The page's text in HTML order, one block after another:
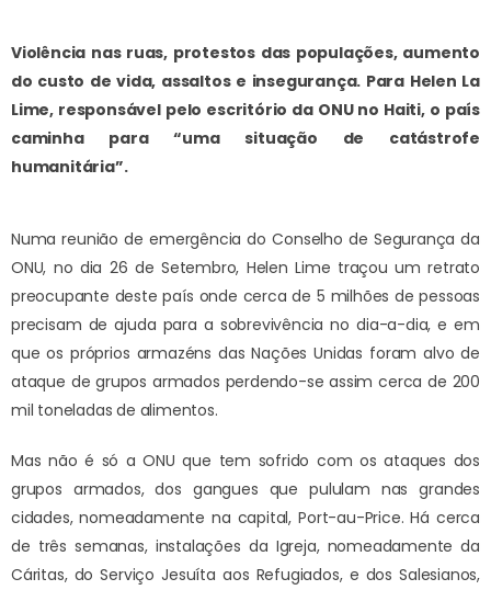
Violência nas ruas, protestos das populações, aumento
do custo de vida, assaltos e insegurança. Para Helen La
Lime, responsável pelo escritório da ONU no Haiti, o país
caminha para “uma situação de catástrofe
humanitária”.
Numa reunião de emergência do Conselho de Segurança da
ONU, no dia 26 de Setembro, Helen Lime traçou um retrato
preocupante deste país onde cerca de 5 milhões de pessoas
precisam de ajuda para a sobrevivência no dia-a-dia, e em
que os próprios armazéns das Nações Unidas foram alvo de
ataque de grupos armados perdendo-se assim cerca de 200
mil toneladas de alimentos.
Mas não é só a ONU que tem sofrido com os ataques dos
grupos armados, dos gangues que pululam nas grandes
cidades, nomeadamente na capital, Port-au-Price. Há cerca
de três semanas, instalações da Igreja, nomeadamente da
Cáritas, do Serviço Jesuíta aos Refugiados, e dos Salesianos,